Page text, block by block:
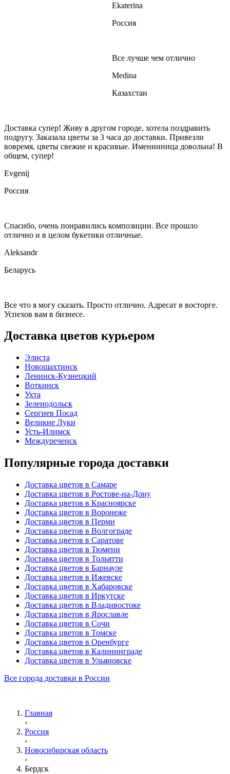
Ekaterina
Россия
Все лучше чем отлично
Medina
Казахстан
Доставка супер! Живу в другом городе, хотела поздравить
подругу. Заказала цветы за 3 часа до доставки. Привезли
вовремя, цветы свежие и красивые. Именинница довольна! В
общем, супер!
Evgenij
Россия
Спасибо, очень понравились композиции. Все прошло
отлично и в целом букетики отличные.
Aleksandr
Беларусь
Все что я могу сказать. Просто отлично. Адресат в восторге.
Успехов вам в бизнесе.
Доставка цветов курьером
Элиста
Новошахтинск
Ленинск-Кузнецкий
Воткинск
Ухта
Зеленодольск
Сергиев Посад
Великие Луки
Усть-Илимск
Междуреченск
Популярные города доставки
Доставка цветов в Самаре
Доставка цветов в Ростове-на-Дону
Доставка цветов в Красноярске
Доставка цветов в Воронеже
Доставка цветов в Перми
Доставка цветов в Волгограде
Доставка цветов в Саратове
Доставка цветов в Тюмени
Доставка цветов в Тольятти
Доставка цветов в Барнауле
Доставка цветов в Ижевске
Доставка цветов в Хабаровске
Доставка цветов в Иркутске
Доставка цветов в Владивостоке
Доставка цветов в Ярославле
Доставка цветов в Сочи
Доставка цветов в Томске
Доставка цветов в Оренбурге
Доставка цветов в Калининграде
Доставка цветов в Ульяновске
Все города доставки в России
Главная
›
Россия
›
Новосибирская область
›
Бердск